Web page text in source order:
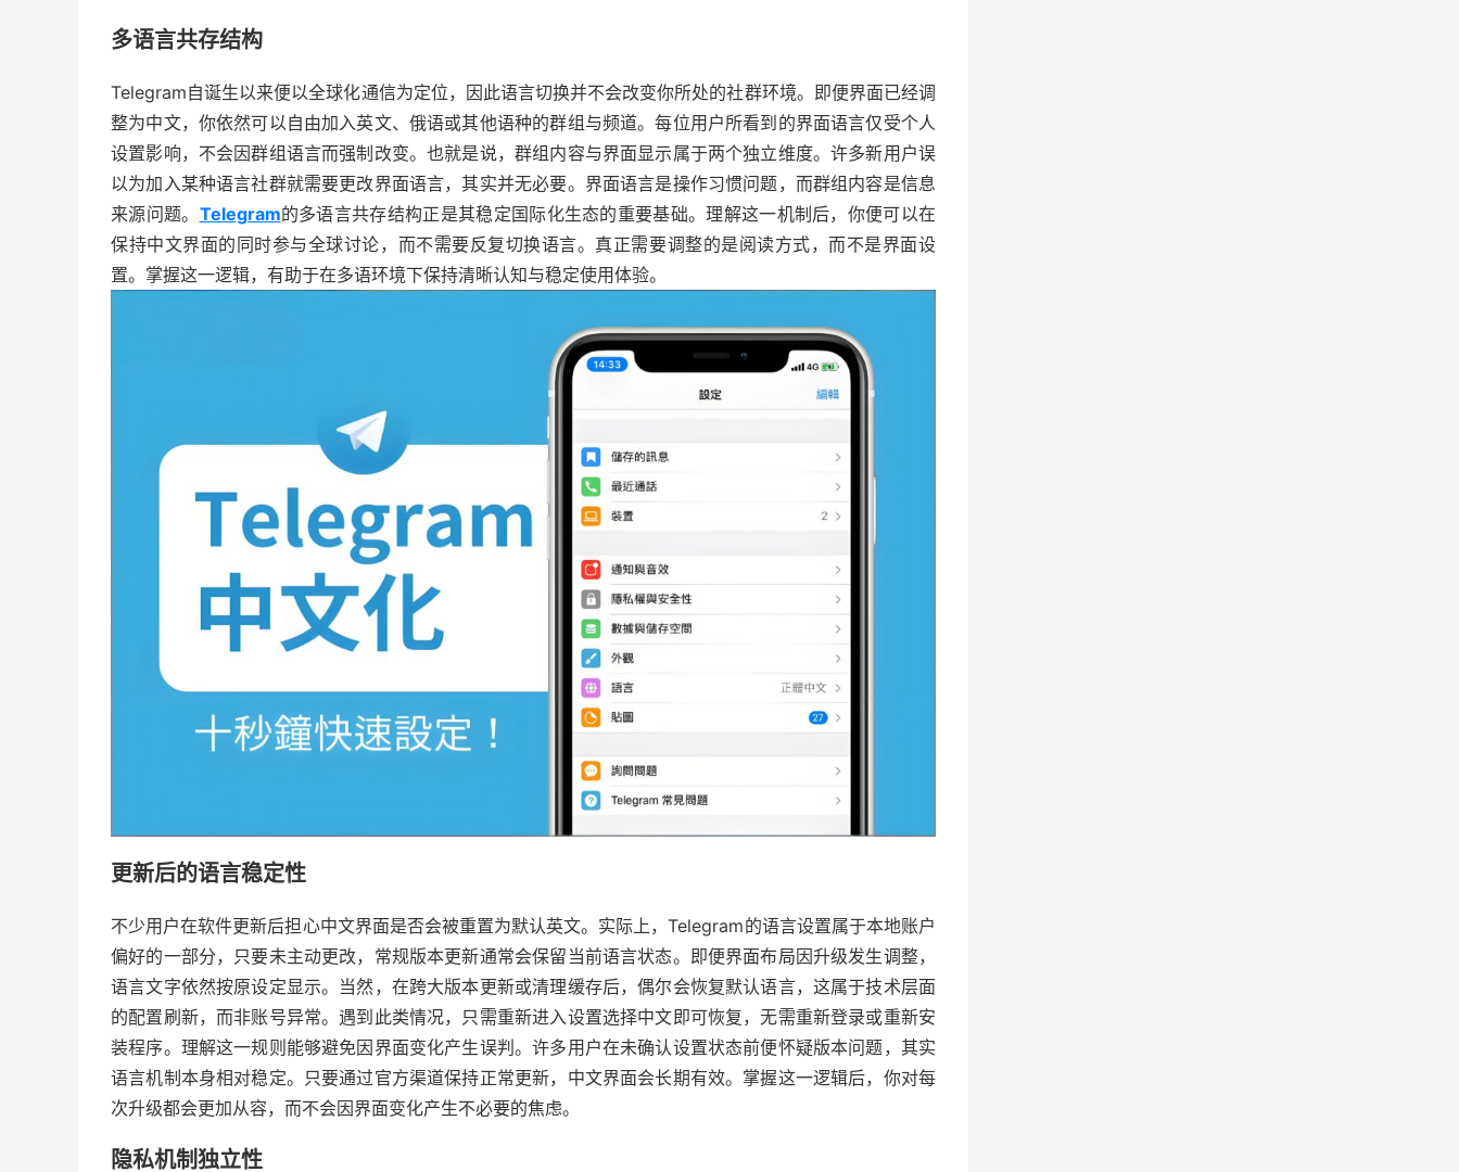
多语言共存结构
Telegram自诞生以来便以全球化通信为定位，因此语言切换并不会改变你所处的社群环境。即便界面已经调
整为中文，你依然可以自由加入英文、俄语或其他语种的群组与频道。每位用户所看到的界面语言仅受个人
设置影响，不会因群组语言而强制改变。也就是说，群组内容与界面显示属于两个独立维度。许多新用户误
以为加入某种语言社群就需要更改界面语言，其实并无必要。界面语言是操作习惯问题，而群组内容是信息
来源问题。 Telegram的多语言共存结构正是其稳定国际化生态的重要基础。理解这一机制后，你便可以在
保持中文界面的同时参与全球讨论，而不需要反复切换语言。真正需要调整的是阅读方式，而不是界面设
置。掌握这一逻辑，有助于在多语环境下保持清晰认知与稳定使用体验。
更新后的语言稳定性
不少用户在软件更新后担心中文界面是否会被重置为默认英文。实际上，Telegram的语言设置属于本地账户
偏好的一部分，只要未主动更改，常规版本更新通常会保留当前语言状态。即便界面布局因升级发生调整，
语言文字依然按原设定显示。当然，在跨大版本更新或清理缓存后，偶尔会恢复默认语言，这属于技术层面
的配置刷新，而非账号异常。遇到此类情况，只需重新进入设置选择中文即可恢复，无需重新登录或重新安
装程序。理解这一规则能够避免因界面变化产生误判。许多用户在未确认设置状态前便怀疑版本问题，其实
语言机制本身相对稳定。只要通过官方渠道保持正常更新，中文界面会长期有效。掌握这一逻辑后，你对每
次升级都会更加从容，而不会因界面变化产生不必要的焦虑。
隐私机制独立性